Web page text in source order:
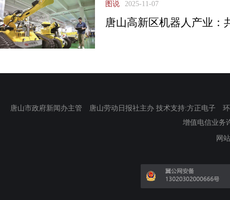
图说 2025-11-07
唐山高新区机器人产业：
唐山市政府新闻办主管 唐山劳动日报社主办 技术支持:方正电子
增值电信业务
网